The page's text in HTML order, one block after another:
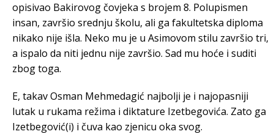
opisivao Bakirovog čovjeka s brojem 8. Polupismen
insan, završio srednju školu, ali ga fakultetska diploma
nikako nije išla. Neko mu je u Asimovom stilu završio tri,
a ispalo da niti jednu nije završio. Sad mu hoće i suditi
zbog toga.
E, takav Osman Mehmedagić najbolji je i najopasniji
lutak u rukama režima i diktature Izetbegovića. Zato ga
Izetbegović(i) i čuva kao zjenicu oka svog.